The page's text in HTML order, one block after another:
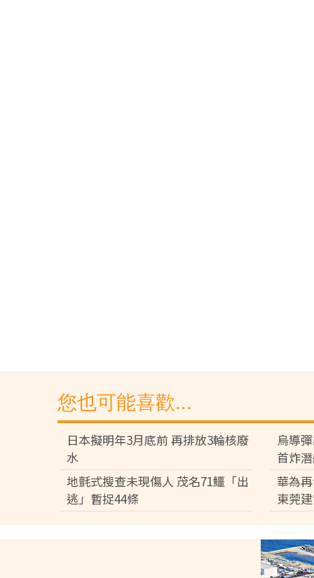
您也可能喜歡...
日本擬明年3月底前 再排放3輪核廢
水
烏導
首炸
地氈式搜查未現傷人 茂名71鱷「出
逃」暫捉44條
華為
東莞